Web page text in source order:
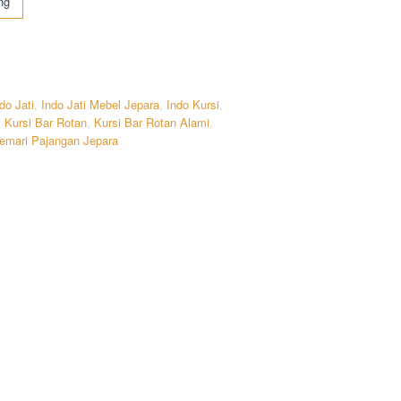
Jati, Indo Jati Mebel Jepara, Indo Kursi,
Kursi Bar Rotan, Kursi Bar Rotan Alami,
Pajangan Jepara